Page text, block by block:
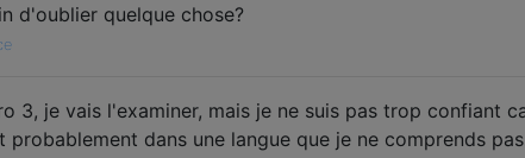
d'oublier quelque chose?
3, je vais l'examiner, mais je ne suis pas trop confiant
probablement dans une langue que je ne comprends